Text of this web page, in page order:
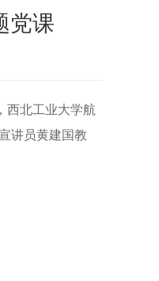
党课
西北工业大学航
讲员黄建国教